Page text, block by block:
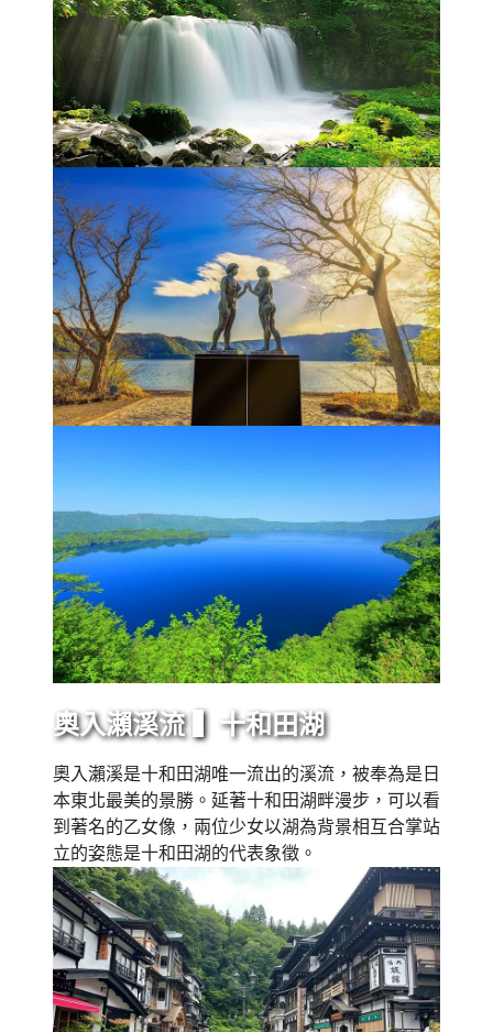
奧入瀨溪流 ▍十和田湖
奧入瀨溪是十和田湖唯一流出的溪流，被奉為是日
本東北最美的景勝。延著十和田湖畔漫步，可以看
到著名的乙女像，兩位少女以湖為背景相互合掌站
立的姿態是十和田湖的代表象徵。